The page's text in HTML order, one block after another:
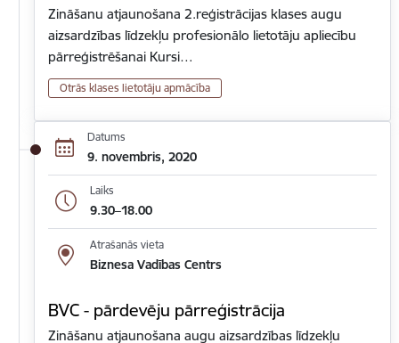
Zināšanu atjaunošana 2.reģistrācijas klases augu
aizsardzības līdzekļu profesionālo lietotāju apliecību
pārreģistrēšanai Kursi…
Otrās klases lietotāju apmācība
Datums
9. novembris, 2020
Laiks
9.30–18.00
Atrašanās vieta
Biznesa Vadības Centrs
BVC - pārdevēju pārreģistrācija
Zināšanu atjaunošana augu aizsardzības līdzekļu